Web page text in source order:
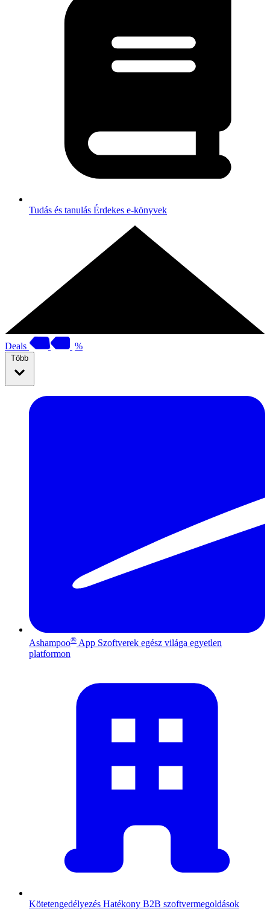
Tudás és tanulás Érdekes e-könyvek
Deals %
Több
Ashampoo® App Szoftverek egész világa egyetlen
platformon
Kötetengedélyezés Hatékony B2B szoftvermegoldások